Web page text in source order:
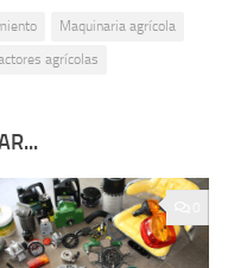
Maquinaria agrícola
agrícolas